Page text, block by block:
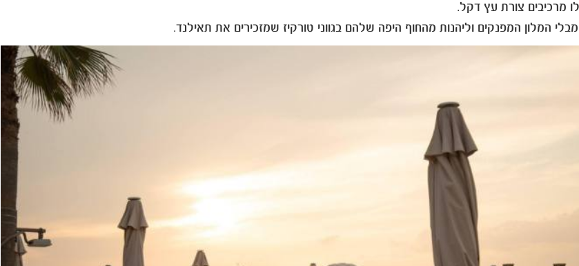
מרכיבים צורת עץ דקל.
המלון המפנקים וליהנות מהחוף היפה שלהם בגווני טורקיז שמזכירים את תאילנד.